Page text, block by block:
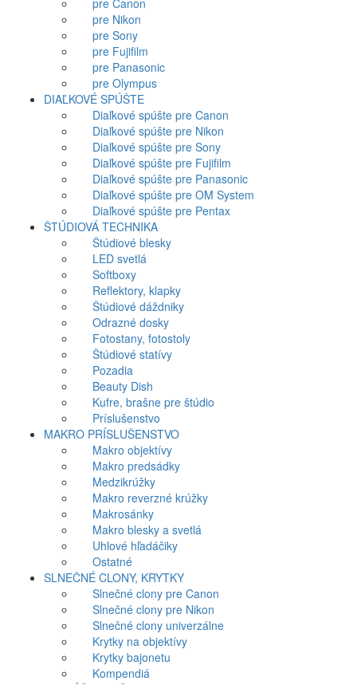
pre Canon
pre Nikon
pre Sony
pre Fujifilm
pre Panasonic
pre Olympus
DIAĽKOVÉ SPÚŠTE
Diaľkové spúšte pre Canon
Diaľkové spúšte pre Nikon
Diaľkové spúšte pre Sony
Diaľkové spúšte pre Fujifilm
Diaľkové spúšte pre Panasonic
Diaľkové spúšte pre OM System
Diaľkové spúšte pre Pentax
ŠTÚDIOVÁ TECHNIKA
Štúdiové blesky
LED svetlá
Softboxy
Reflektory, klapky
Štúdiové dáždniky
Odrazné dosky
Fotostany, fotostoly
Štúdiové statívy
Pozadia
Beauty Dish
Kufre, brašne pre štúdio
Príslušenstvo
MAKRO PRÍSLUŠENSTVO
Makro objektívy
Makro predsádky
Medzikrúžky
Makro reverzné krúžky
Makrosánky
Makro blesky a svetlá
Uhlové hľadáčiky
Ostatné
SLNEČNÉ CLONY, KRYTKY
Slnečné clony pre Canon
Slnečné clony pre Nikon
Slnečné clony univerzálne
Krytky na objektívy
Krytky bajonetu
Kompendiá